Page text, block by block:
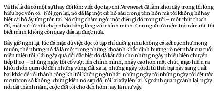
Và thế là đã có một sự thay đổi lớn: việc đọc tạp chíNewsweekđã làm khơi dậy trong tôi lòng
hiếu học vốn có. Nói gọn lại, nó đã lấp một cái hố sâu trong tâm hồn mà tôi không hề hay
biết cái hố ấy từng tồn tại. Nó cũng châm ngòi một điều gì đó trong tôi – một chút thách
đố, một sự từ chối chấp nhận bằng lòng với chính mình. Con người đã nếm trái cấm rồi, tôi
biết mình không còn quay đầu lại được nữa.
Bây giờ nghĩ lại, lúc đó mặc dù việc đọc tờ tạp chí dường như không có kết cục như mong
muốn, thế nhưng nó đã là một trong những khoảnh khắc định hướng rõ nét nhất của tuổi
niên thiếu tôi. Cái ngày quá đỗi đặc biệt đó đã bắt đầu cho những ngày nhiều biến chuyển
tiếp theo – những ngày tôi cố vượt lên chính mình, nhảy cao hơn một chút, mạo hiểm ra
khỏi chốn quen để đến những vùng đất xa lạ, những ngày tôi đi từ thất bại này sang thất
bại khác để rồi thành công khi tôi không ngờ nhất, những ngày tôi những ngày tôi dệt ước
mơ từ con số không, chứng kiến nó sụp đổ, rồi lại xây lên lại. Ngoảnh qua ngoảnh lại, ngày
nối dài thành năm, cuộc đời tôi cho đến hôm nay là như vậy.